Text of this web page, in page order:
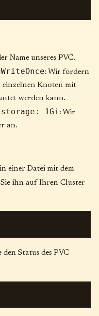
Name unseres PVC.
: Wir fordern
einzelnen Knoten mit
werden kann.
1Gi : Wir
an.
einer Datei mit dem
ihn auf Ihren Cluster
Status des PVC